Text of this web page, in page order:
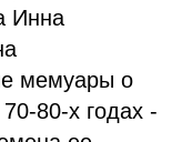
Инна
мемуары о
80-х годах -